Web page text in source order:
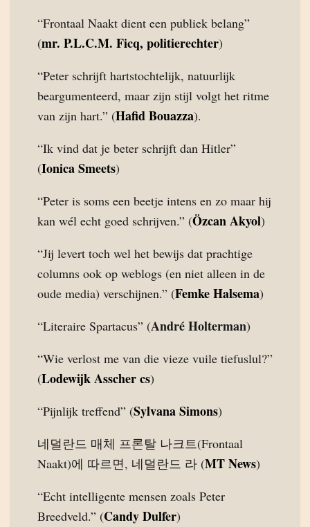
“Frontaal Naakt dient een publiek belang”
(mr. P.L.C.M. Ficq, politierechter)
“Peter schrijft hartstochtelijk, natuurlijk
beargumenteerd, maar zijn stijl volgt het ritme
van zijn hart.” (Hafid Bouazza).
“Ik vind dat je beter schrijft dan Hitler”
(Ionica Smeets)
“Peter is soms een beetje intens en zo maar hij
kan wél echt goed schrijven.” (Özcan Akyol)
“Jij levert toch wel het bewijs dat prachtige
columns ook op weblogs (en niet alleen in de
oude media) verschijnen.” (Femke Halsema)
“Literaire Spartacus” (André Holterman)
“Wie verlost me van die vieze vuile tiefuslul?”
(Lodewijk Asscher cs)
“Pijnlijk treffend” (Sylvana Simons)
네덜란드 매체 프론탈 나크트(Frontaal
Naakt)에 따르면, 네덜란드 라 (MT News)
“Echt intelligente mensen zoals Peter
Breedveld.” (Candy Dulfer)